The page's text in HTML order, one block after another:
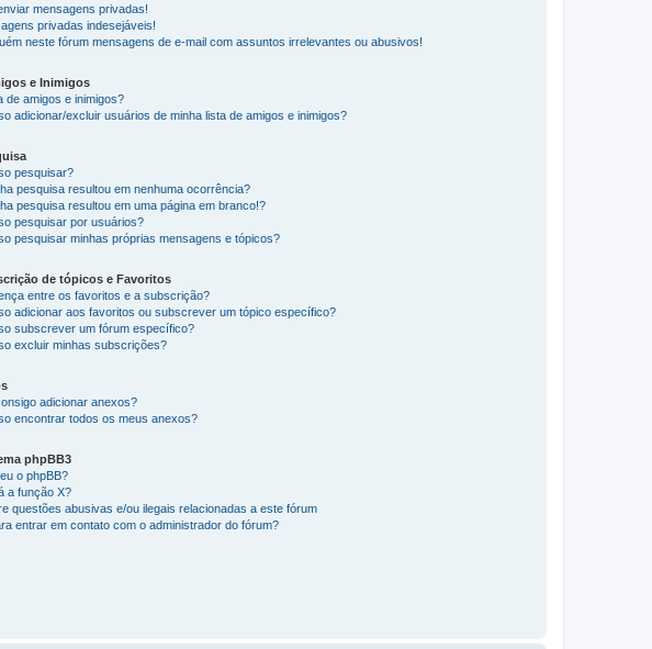
mensagens privadas!
privadas indesejáveis!
neste fórum mensagens de e-mail com assuntos irrelevantes ou abusivos!
e Inimigos
de amigos e inimigos?
adicionar/excluir usuários de minha lista de amigos e inimigos?
pesquisar?
pesquisa resultou em nenhuma ocorrência?
pesquisa resultou em uma página em branco!?
pesquisar por usuários?
pesquisar minhas próprias mensagens e tópicos?
de tópicos e Favoritos
entre os favoritos e a subscrição?
adicionar aos favoritos ou subscrever um tópico específico?
subscrever um fórum específico?
excluir minhas subscrições?
adicionar anexos?
encontrar todos os meus anexos?
phpBB3
o phpBB?
a função X?
questões abusivas e/ou ilegais relacionadas a este fórum
entrar em contato com o administrador do fórum?